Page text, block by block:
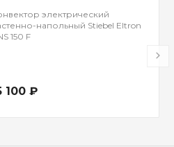
электрический
напольный Stiebel Eltron
150 F
100 ₽